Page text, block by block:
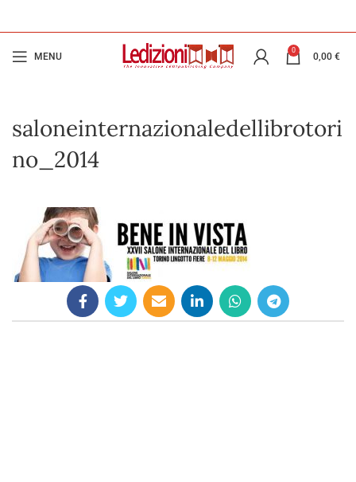
MENU
0
0,00 €
saloneinternazionaledellibrotori
no_2014